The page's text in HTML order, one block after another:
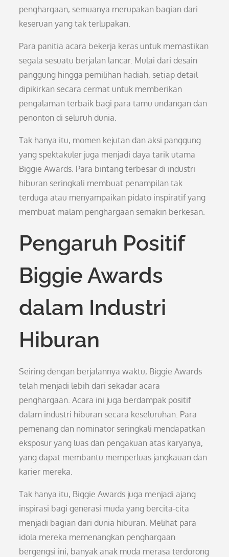
penghargaan, semuanya merupakan bagian dari
keseruan yang tak terlupakan.
Para panitia acara bekerja keras untuk memastikan
segala sesuatu berjalan lancar. Mulai dari desain
panggung hingga pemilihan hadiah, setiap detail
dipikirkan secara cermat untuk memberikan
pengalaman terbaik bagi para tamu undangan dan
penonton di seluruh dunia.
Tak hanya itu, momen kejutan dan aksi panggung
yang spektakuler juga menjadi daya tarik utama
Biggie Awards. Para bintang terbesar di industri
hiburan seringkali membuat penampilan tak
terduga atau menyampaikan pidato inspiratif yang
membuat malam penghargaan semakin berkesan.
Pengaruh Positif
Biggie Awards
dalam Industri
Hiburan
Seiring dengan berjalannya waktu, Biggie Awards
telah menjadi lebih dari sekadar acara
penghargaan. Acara ini juga berdampak positif
dalam industri hiburan secara keseluruhan. Para
pemenang dan nominator seringkali mendapatkan
eksposur yang luas dan pengakuan atas karyanya,
yang dapat membantu memperluas jangkauan dan
karier mereka.
Tak hanya itu, Biggie Awards juga menjadi ajang
inspirasi bagi generasi muda yang bercita-cita
menjadi bagian dari dunia hiburan. Melihat para
idola mereka memenangkan penghargaan
bergengsi ini, banyak anak muda merasa terdorong